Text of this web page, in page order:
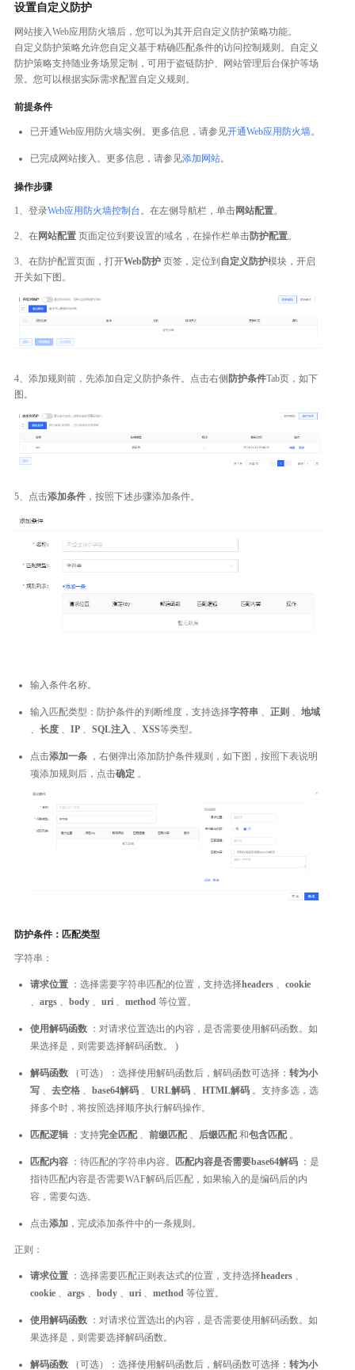
设置自定义防护
网站接入Web应用防火墙后，您可以为其开启自定义防护策略功能。
自定义防护策略允许您自定义基于精确匹配条件的访问控制规则。自定义
防护策略支持随业务场景定制，可用于盗链防护、网站管理后台保护等场
景。您可以根据实际需求配置自定义规则。
前提条件
已开通Web应用防火墙实例。更多信息，请参见开通Web应用防火墙。
已完成网站接入。更多信息，请参见添加网站。
操作步骤
1、登录Web应用防火墙控制台 。在左侧导航栏，单击网站配置。
2、在网站配置 页面定位到要设置的域名，在操作栏单击防护配置。
3、在防护配置页面，打开Web防护 页签，定位到自定义防护模块，开启
开关如下图。
4、添加规则前，先添加自定义防护条件。点击右侧 防护条件Tab页，如下
图。
5、点击添加条件 ，按照下述步骤添加条件。
输入条件名称。
输入匹配类型：防护条件的判断维度，支持选择字符串 、 正则 、 地域
、 长度 、 IP 、 SQL注入 、 XSS等类型。
点击添加一条 ，右侧弹出添加防护条件规则，如下图，按照下表说明
项添加规则后，点击确定 。
防护条件：匹配类型
字符串：
请求位置 ：选择需要字符串匹配的位置，支持选择headers
cookie
args body uri method 等位置。
使用解码函数 ：对请求位置选出的内容，是否需要使用解码函数。如
果选择是，则需要选择解码函数。 )
解码函数 （可选）：选择使用解码函数后，解码函数可选择： 转为小
写
去空格 base64解码 URL解码 HTML解码 。支持多选，选
择多个时，将按照选择顺序执行解码操作。
匹配逻辑 ：支持完全匹配、 前缀匹配、 后缀匹配和包含匹配。
匹配内容 ：待匹配的字符串内容。 匹配内容是否需要base64解码 ：是
指待匹配内容是否需要WAF解码后匹配，如果输入的是编码后的内
容，需要勾选。
点击添加 ，完成添加条件中的一条规则。
正则：
请求位置 ：选择需要匹配正则表达式的位置，支持选择headers
cookie
args body uri method 等位置。
使用解码函数 ：对请求位置选出的内容，是否需要使用解码函数。如
果选择是，则需要选择解码函数。
解码函数 （可选）：选择使用解码函数后，解码函数可选择： 转为小